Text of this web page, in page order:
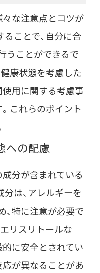
々な注意点とコツが
ことで、自分に合
うことができるで
康状態を考慮した
使用に関する考慮事
これらのポイント
への配慮
分が含まれている
は、アレルギーを
、特に注意が必要で
リスリトールな
的に安全とされてい
応が異なることがあ